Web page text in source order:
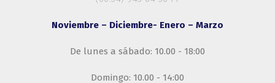
Noviembre – Diciembre- Enero – Marzo
De lunes a sábado: 10.00 - 18:00
Domingo: 10.00 - 14:00